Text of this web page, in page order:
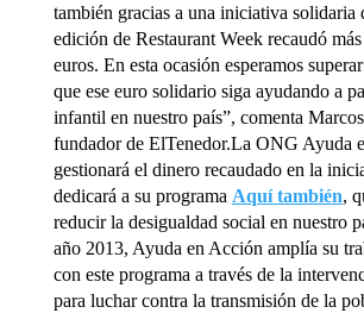
también gracias a una iniciativa solidaria
edición de Restaurant Week recaudó
euros. En esta ocasión esperamos
que ese euro solidario siga ayudando a
infantil en nuestro país”, comenta
fundador de ElTenedor.La ONG Ayuda
gestionará el dinero recaudado en la
dedicará a su programa Aquí también,
reducir la desigualdad social en nuestro
año 2013, Ayuda en Acción amplía su
con este programa a través de la
para luchar contra la transmisión de la